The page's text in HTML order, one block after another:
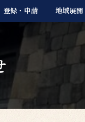
登録・申請 地域展